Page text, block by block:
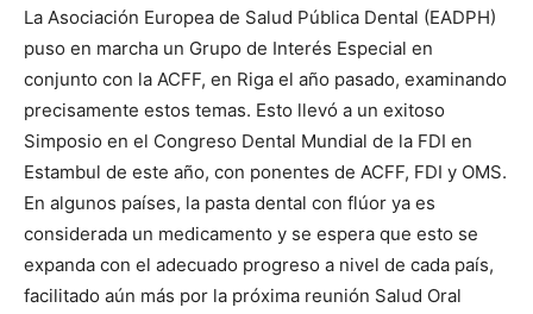
La Asociación Europea de Salud Pública Dental (EADPH)
puso en marcha un Grupo de Interés Especial en
conjunto con la ACFF, en Riga el año pasado, examinando
precisamente estos temas. Esto llevó a un exitoso
Simposio en el Congreso Dental Mundial de la FDI en
Estambul de este año, con ponentes de ACFF, FDI y OMS.
En algunos países, la pasta dental con flúor ya es
considerada un medicamento y se espera que esto se
expanda con el adecuado progreso a nivel de cada país,
facilitado aún más por la próxima reunión Salud Oral